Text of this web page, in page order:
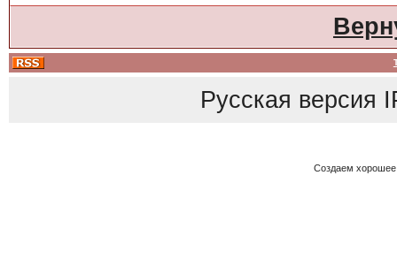
Русская версия
Создаем